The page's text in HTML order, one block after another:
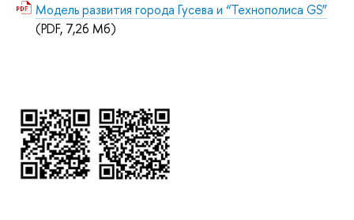
Модель развития города Гусева и “Технополиса GS”
(PDF, 7,26 Мб)